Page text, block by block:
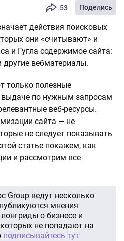
53 Поделись
действия поисковых
они «считывают» и
и Гугла содержимое сайта:
другие вебматериалы.
только полезные
по нужным запросам
веб-ресурсы.
сайта — не
не следует показывать
статье покажем, как
и рассмотрим все
Group ведут несколько
мнения
о бизнесе и
не попадают на
подписывайтесь тут